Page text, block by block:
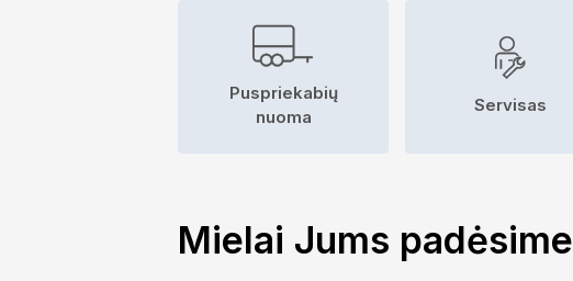
Puspriekabių
nuoma
Servisas
Mielai Jums padėsime